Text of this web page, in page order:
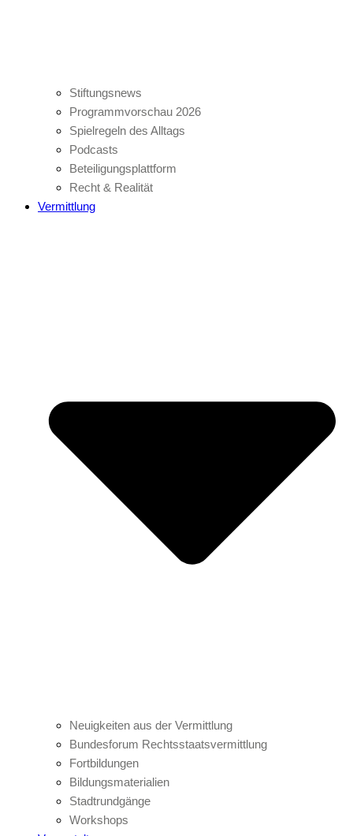
Stiftungsnews
Programmvorschau 2026
Spielregeln des Alltags
Podcasts
Beteiligungsplattform
Recht & Realität
Vermittlung
Neuigkeiten aus der Vermittlung
Bundesforum Rechtsstaatsvermittlung
Fortbildungen
Bildungsmaterialien
Stadtrundgänge
Workshops